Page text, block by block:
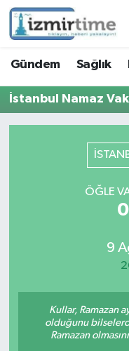
Gündem Sağlık
İstanbul Namaz
ÖĞLE
9
Kullar, Ramazan
olduğunu
Ramazan
Sağlık
Ekonomi
Foto Galeri
Siyaset
Ege
Hava Durumu
İzmir Namaz
Trafik Durumu
Süper Lig Puan
Son Dakika
Haber Arşivi